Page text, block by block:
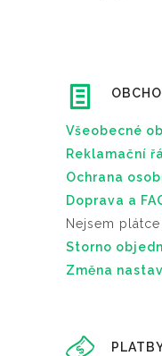
Všeobecné
Reklamační
Ochrana
Doprava a
Nejsem plátce
Storno
Změna